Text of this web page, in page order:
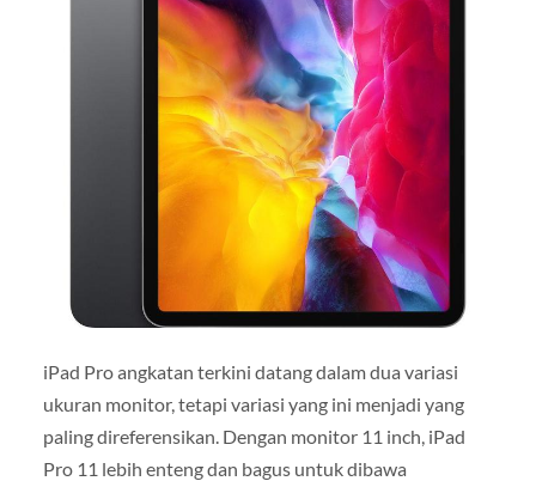
iPad Pro angkatan terkini datang dalam dua variasi
ukuran monitor, tetapi variasi yang ini menjadi yang
paling direferensikan. Dengan monitor 11 inch, iPad
Pro 11 lebih enteng dan bagus untuk dibawa